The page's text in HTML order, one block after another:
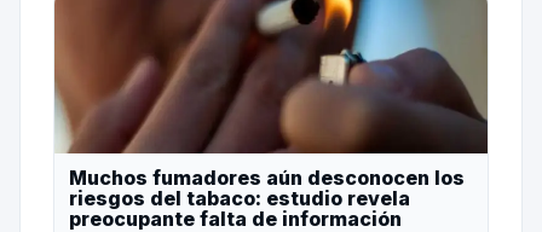
Muchos fumadores aún desconocen los
riesgos del tabaco: estudio revela
preocupante falta de información